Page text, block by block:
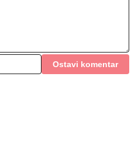
Ostavi komentar